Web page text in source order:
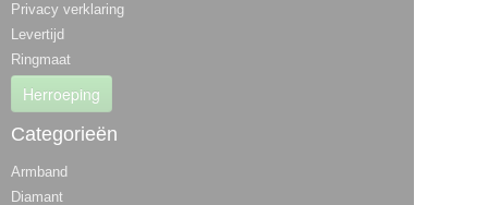
Privacy verklaring
Levertijd
Ringmaat
Herroeping
Categorieën
Armband
Diamant